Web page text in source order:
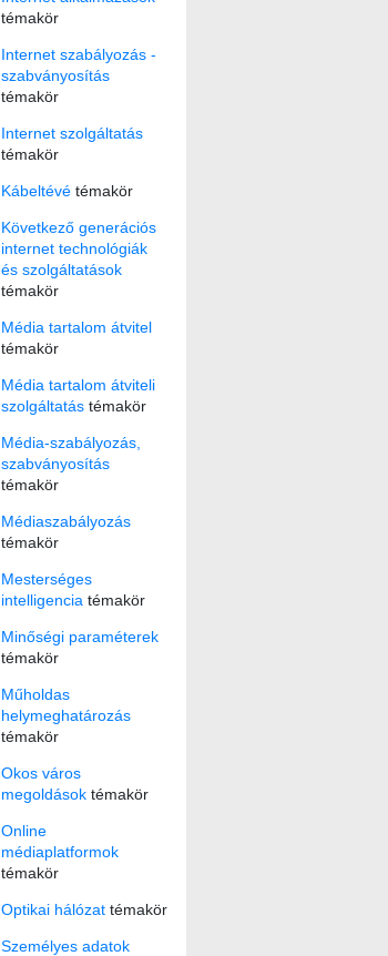
témakör
Internet szabályozás -
szabványosítás
témakör
Internet szolgáltatás
témakör
Kábeltévétémakör
Következő generációs
internet technológiák
és szolgáltatások
témakör
Média tartalom átvitel
témakör
Média tartalom átviteli
szolgáltatástémakör
Média-szabályozás,
szabványosítás
témakör
Médiaszabályozás
témakör
Mesterséges
intelligencia témakör
Minőségi paraméterek
témakör
Műholdas
helymeghatározás
témakör
Okos város
megoldásoktémakör
Online
médiaplatformok
témakör
Optikai hálózattémakör
Személyes adatok